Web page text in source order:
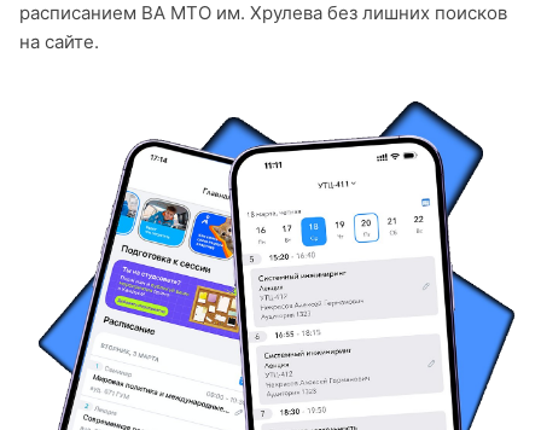
расписанием ВА МТО им. Хрулева без лишних поисков
на сайте.